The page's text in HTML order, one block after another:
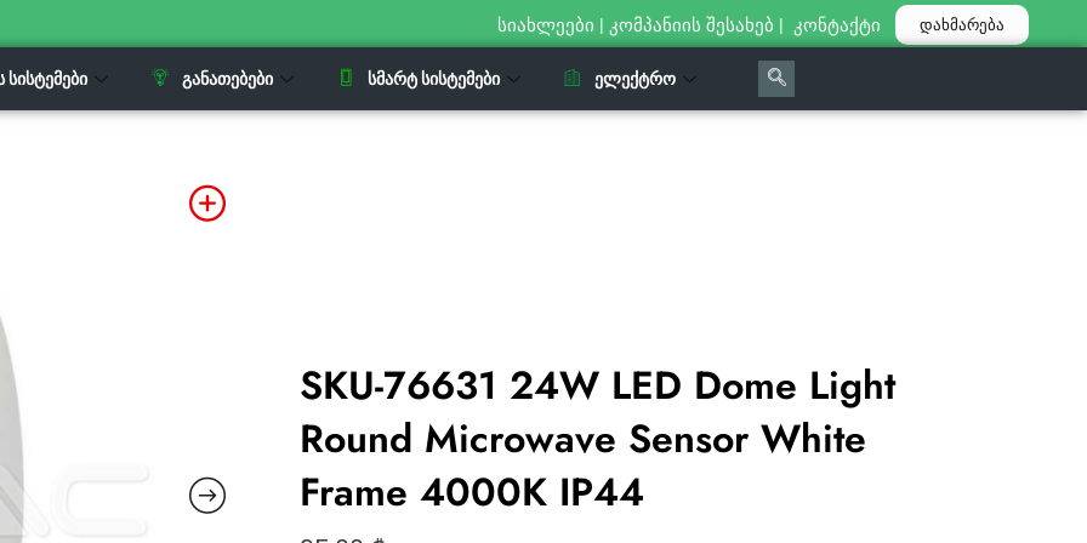
სიახლეები | კომპანიის შესახებ | კონტაქტი დახმარება
ᲡᲘᲡᲢᲔᲛᲔᲑᲘ ᲒᲐᲜᲐᲗᲔᲑᲔᲑᲘ ᲡᲛᲐᲠᲢ ᲡᲘᲡᲢᲔᲛᲔᲑᲘ ᲔᲚᲔᲥᲢᲠᲝ
SKU-76631 24W LED Dome Light
Round Microwave Sensor White
Frame 4000K IP44